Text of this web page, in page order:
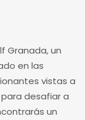
Granada, un
en las
vistas a
desafiar a
un